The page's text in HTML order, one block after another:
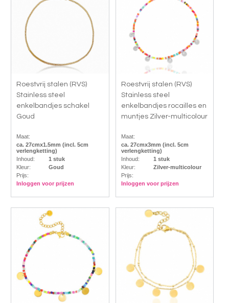
Roestvrij stalen (RVS)
Stainless steel
enkelbandjes schakel
Goud
Maat:
ca. 27cmx1.5mm (incl. 5cm
verlengketting)
Inhoud:
1 stuk
Kleur:
Goud
Prijs:
Inloggen voor prijzen
Roestvrij stalen (RVS)
Stainless steel
enkelbandjes rocailles en
muntjes Zilver-multicolour
Maat:
ca. 27cmx3mm (incl. 5cm
verlengketting)
Inhoud:
1 stuk
Kleur:
Zilver-multicolour
Prijs:
Inloggen voor prijzen